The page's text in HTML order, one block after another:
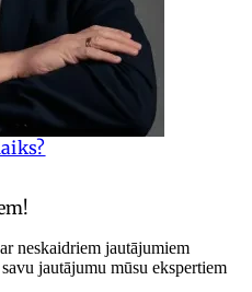
neskaidriem jautājumiem
jautājumu mūsu ekspertiem